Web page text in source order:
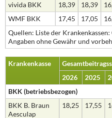
vivida BKK 18,39 18,39
WMF BKK
17,45 17,05
Quellen: Liste der
Angaben ohne Gewähr und
Krankenkasse
2026
2025
BKK (betriebsbezogen)
BKK B. Braun
Aesculap
18,25 17,55